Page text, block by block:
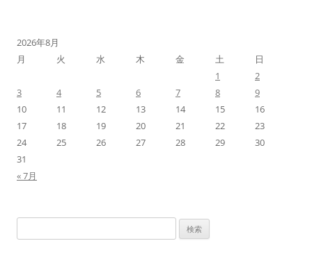
2026年8月
月
火 水 木 金 土
日
1
2
3
4 5 6 7 8
9
10
11 12 13 14 15
16
17
18 19 20 21 22
23
24
25 26 27 28 29
30
31
« 7月
索: